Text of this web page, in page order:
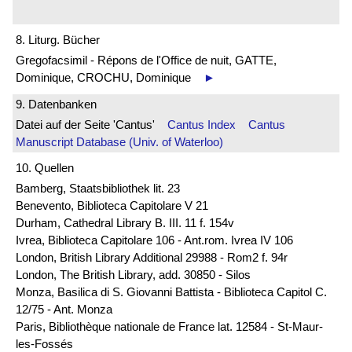
8. Liturg. Bücher
Gregofacsimil - Répons de l'Office de nuit, GATTE,
Dominique, CROCHU, Dominique
►
9. Datenbanken
Datei auf der Seite 'Cantus' Cantus Index
Cantus
Manuscript Database (Univ. of Waterloo)
10. Quellen
Bamberg, Staatsbibliothek lit. 23
Benevento, Biblioteca Capitolare V 21
Durham, Cathedral Library B. III. 11 f. 154v
Ivrea, Biblioteca Capitolare 106 - Ant.rom. Ivrea IV 106
London, British Library Additional 29988 - Rom2 f. 94r
London, The British Library, add. 30850 - Silos
Monza, Basilica di S. Giovanni Battista - Biblioteca Capitol C.
12/75 - Ant. Monza
Paris, Bibliothèque nationale de France lat. 12584 - St-Maur-
les-Fossés